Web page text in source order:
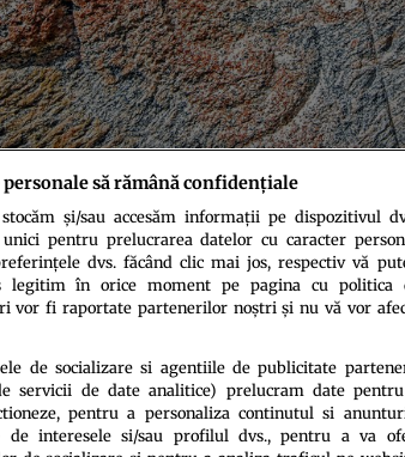
Politica de confidenţialitate
personale să rămână confidențiale
și/sau accesăm informații pe dispozitivul
pentru prelucrarea datelor cu caracter
dvs. făcând clic mai jos, respectiv vă
legitim în orice moment pe pagina cu politica
vor fi raportate partenerilor noștri și nu vă vor
de socializare si agentiile de publicitate
servicii de date analitice) prelucram date
pentru a personaliza continutul si
de interesele si/sau profilul dvs., pentru a va